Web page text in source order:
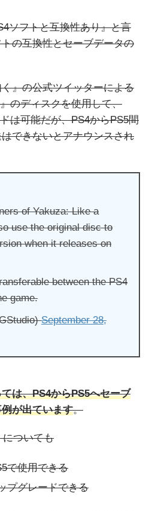
ソフトと互換性あり』と言
の互換性とセーブデータの
』の公式ツイッターによる
のディスクを使用して、
は可能だが、PS4からPS5間
できないとアナウンスされ
of Yakuza: Like a
use the original disc to
when it releases on
between the PS4
game.
September 28,
は、PS4からPS5へセーブ
が出ています。
についても
で使用できる
プグレードできる